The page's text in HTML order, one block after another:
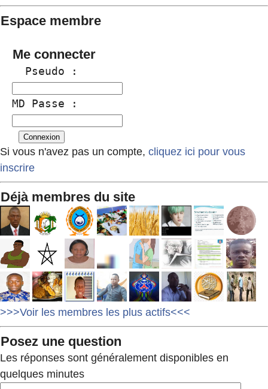
Espace membre
Me connecter
  Pseudo :
MD Passe :
Si vous n'avez pas un compte, cliquez ici pour vous
inscrire
Déjà membres du site
>>>Voir les membres les plus actifs<<<
Posez une question
Les réponses sont généralement disponibles en
quelques minutes